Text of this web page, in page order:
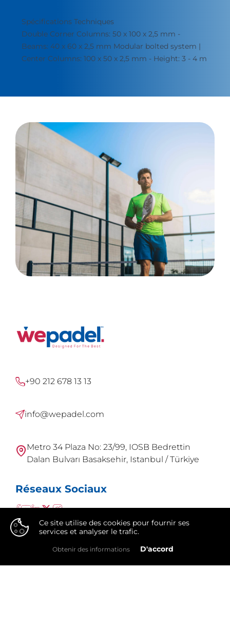
Spécifications Techniques
Double Corner Columns: 50 x 100 x 2,5 mm -
Beams: 40 x 60 x 2,5 mm Modular bolted system |
Center Columns: 100 x 50 x 2,5 mm - Height: 3 - 4 m
+90 212 678 13 13
info@wepadel.com
Metro 34 Plaza No: 23/99, IOSB Bedrettin
Dalan Bulvarı Basaksehir, Istanbul / Türkiye
Réseaux Sociaux
WePadel est une marque deIntegral Group
Ce site utilise des cookies pour fournir ses
services et analyser le trafic.
Obtenir des informations D'accord